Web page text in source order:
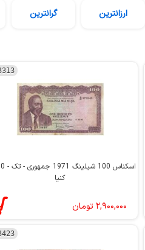
ارزانترین گرانترین
کنیا
۲,۹۰۰,۰۰۰ تومان